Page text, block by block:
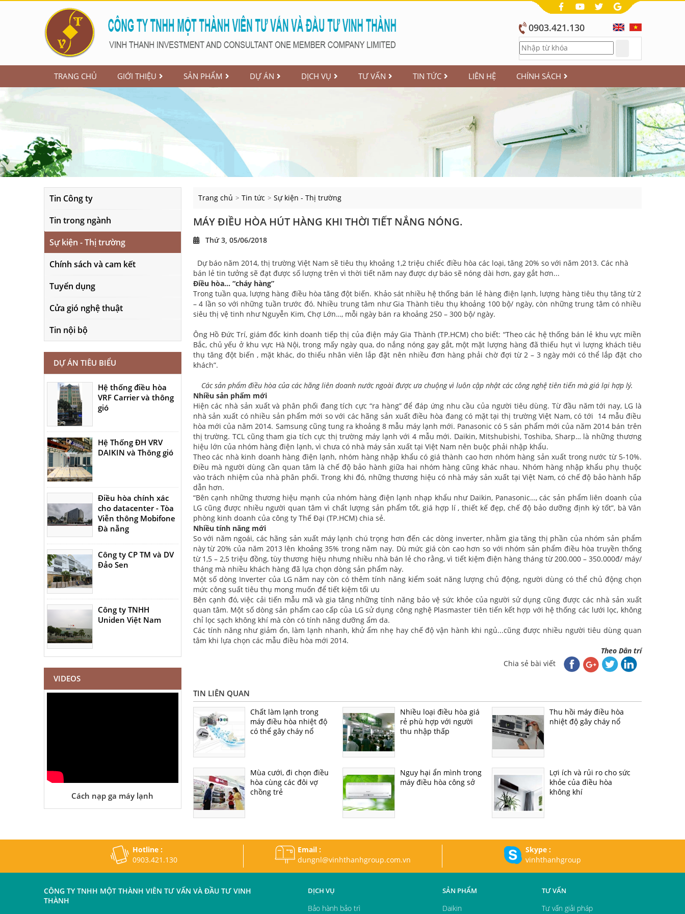
0903.421.130
TRANG CHỦ GIỚI THIỆU SẢN PHẨM DỰ ÁN DỊCH VỤ TƯ VẤN TIN TỨC LIÊN HỆ CHÍNH SÁCH
Tin Công ty
Tin trong ngành
Sự kiện - Thị trường
Chính sách và cam kết
Tuyển dụng
Cửa gió nghệ thuật
Tin nội bộ
DỰ ÁN TIÊU BIỂU
Hệ thống điều hòa
VRF Carrier và thông
gió
Hệ Thống ĐH VRV
DAIKIN và Thông gió
Điều hòa chính xác
cho datacenter - Tòa
Viễn thông Mobifone
Đà nẵng
Công ty CP TM và DV
Đảo Sen
Công ty TNHH
Uniden Việt Nam
VIDEOS
Cách nạp ga máy lạnh
Trang chủ > Tin tức > Sự kiện - Thị trường
MÁY ĐIỀU HÒA HÚT HÀNG KHI THỜI TIẾT NẮNG NÓNG.
Thứ 3, 05/06/2018
Dự báo năm 2014, thị trường Việt Nam sẽ tiêu thụ khoảng 1,2 triệu chiếc điều hòa các loại, tăng 20% so với năm 2013. Các nhà
bán lẻ tin tưởng sẽ đạt được số lượng trên vì thời tiết năm nay được dự báo sẽ nóng dài hơn, gay gắt hơn...
Điều hòa… “cháy hàng”
Trong tuần qua, lượng hàng điều hòa tăng đột biến. Khảo sát nhiều hệ thống bán lẻ hàng điện lạnh, lượng hàng tiêu thụ tăng từ 2
– 4 lần so với những tuần trước đó. Nhiều trung tâm như Gia Thành tiêu thụ khoảng 100 bộ/ ngày, còn những trung tâm có nhiều
siêu thị vệ tinh như Nguyễn Kim, Chợ Lớn…, mỗi ngày bán ra khoảng 250 – 300 bộ/ ngày.
Ông Hồ Đức Trí, giám đốc kinh doanh tiếp thị của điện máy Gia Thành (TP.HCM) cho biết: “Theo các hệ thống bán lẻ khu vực miền
Bắc, chủ yếu ở khu vực Hà Nội, trong mấy ngày qua, do nắng nóng gay gắt, một mặt lượng hàng đã thiếu hụt vì lượng khách tiêu
thụ tăng đột biến , mặt khác, do thiếu nhân viên lắp đặt nên nhiều đơn hàng phải chờ đợi từ 2 – 3 ngày mới có thể lắp đặt cho
khách”.
Các sản phẩm điều hòa của các hãng liên doanh nước ngoài được ưa chuộng vì luôn cập nhật các công nghệ tiên tiến mà giá lại hợp lý.
Nhiều sản phẩm mới
Hiện các nhà sản xuất và phân phối đang tích cực “ra hàng” để đáp ứng nhu cầu của người tiêu dùng. Từ đầu năm tới nay, LG là
nhà sản xuất có nhiều sản phẩm mới so với các hãng sản xuất điều hòa đang có mặt tại thị trường Việt Nam, có tới 14 mẫu điều
hòa mới của năm 2014. Samsung cũng tung ra khoảng 8 mẫu máy lạnh mới. Panasonic có 5 sản phẩm mới của năm 2014 bán trên
thị trường. TCL cũng tham gia tích cực thị trường máy lạnh với 4 mẫu mới. Daikin, Mitshubishi, Toshiba, Sharp… là những thương
hiệu lớn của nhóm hàng điện lạnh, vì chưa có nhà máy sản xuất tại Việt Nam nên buộc phải nhập khẩu.
Theo các nhà kinh doanh hàng điện lạnh, nhóm hàng nhập khẩu có giá thành cao hơn nhóm hàng sản xuất trong nước từ 5-10%.
Điều mà người dùng cần quan tâm là chế độ bảo hành giữa hai nhóm hàng cũng khác nhau. Nhóm hàng nhập khẩu phụ thuộc
vào trách nhiệm của nhà phân phối. Trong khi đó, những thương hiệu có nhà máy sản xuất tại Việt Nam, có chế độ bảo hành hấp
dẫn hơn.
“Bên cạnh những thương hiệu mạnh của nhóm hàng điện lạnh nhạp khẩu như Daikin, Panasonic…, các sản phẩm liên doanh của
LG cũng được nhiều người quan tâm vì chất lượng sản phẩm tốt, giá hợp lí , thiết kế đẹp, chế độ bảo dưỡng định kỳ tốt”, bà Vân
phòng kinh doanh của công ty Thế Đại (TP.HCM) chia sẻ.
Nhiều tính năng mới
So với năm ngoái, các hãng sản xuất máy lạnh chú trọng hơn đến các dòng inverter, nhằm gia tăng thị phần của nhóm sản phẩm
này từ 20% của năm 2013 lên khoảng 35% trong năm nay. Dù mức giá còn cao hơn so với nhóm sản phẩm điều hòa truyền thống
từ 1,5 – 2,5 triệu đồng, tùy thương hiệu nhưng nhiều nhà bán lẻ cho rằng, vì tiết kiệm điện hàng tháng từ 200.000 – 350.000đ/ máy/
tháng mà nhiều khách hàng đã lựa chọn dòng sản phẩm này.
Một số dòng Inverter của LG năm nay còn có thêm tính năng kiểm soát năng lượng chủ động, người dùng có thể chủ động chọn
mức công suất tiêu thụ mong muốn để tiết kiệm tối ưu
Bên cạnh đó, việc cải tiến mẫu mã và gia tăng những tính năng bảo vệ sức khỏe của người sử dụng cũng được các nhà sản xuất
quan tâm. Một số dòng sản phẩm cao cấp của LG sử dụng công nghệ Plasmaster tiên tiến kết hợp với hệ thống các lưới lọc, không
chỉ lọc sạch không khí mà còn có tính năng dưỡng ẩm da.
Các tính năng như giảm ổn, làm lạnh nhanh, khử ẩm nhẹ hay chế độ vận hành khi ngủ...cũng được nhiều người tiêu dùng quan
tâm khi lựa chọn các mẫu điều hòa mới 2014.
Theo Dân trí
Chia sẻ bài viết
TIN LIÊN QUAN
Chất làm lạnh trong
máy điều hòa nhiệt độ
có thể gây cháy nổ
Nhiều loại điều hòa giá
rẻ phù hợp với người
thu nhập thấp
Thu hồi máy điều hòa
nhiệt độ gây cháy nổ
Mùa cưới, đi chọn điều
hòa cùng các đôi vợ
chồng trẻ
Nguy hại ẩn mình trong
máy điều hòa công sở
Lợi ích và rủi ro cho sức
khỏe của điều hòa
không khí
Hotline :
0903.421.130
Email :
dungnl@vinhthanhgroup.com.vn
Skype :
vinhthanhgroup
CÔNG TY TNHH MỘT THÀNH VIÊN TƯ VẤN VÀ ĐẦU TƯ VINH
THÀNH
DỊCH VỤ
Bảo hành bảo trì
SẢN PHẨM
Daikin
TƯ VẤN
Tư vấn giải pháp